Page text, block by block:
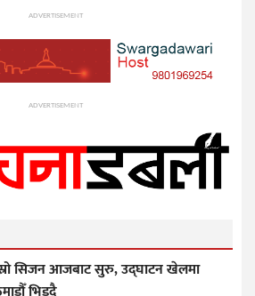
ADVERTISEMENT
ADVERTISEMENT
सिजन आजबाट सुरु, उद्घाटन खेलमा